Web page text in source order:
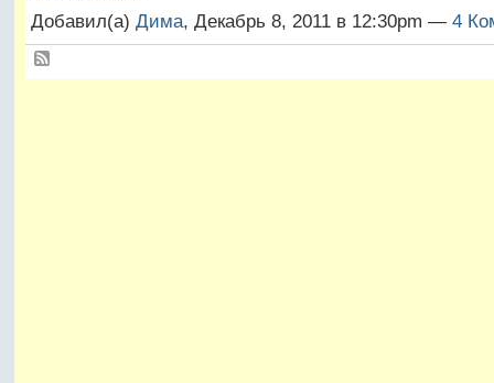
Добавил(а) Дима, Декабрь 8, 2011 в 12:30pm — 4